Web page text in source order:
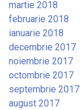
martie 2018
februarie 2018
ianuarie 2018
decembrie 2017
noiembrie 2017
octombrie 2017
septembrie 2017
august 2017